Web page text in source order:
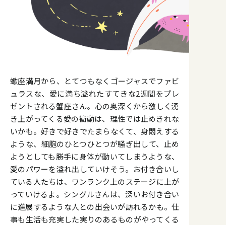
蠍座満月から、とてつもなくゴージャスでファビ
ュラスな、愛に満ち溢れたすてきな2週間をプレ
ゼントされる蟹座さん。心の奥深くから激しく湧
き上がってくる愛の衝動は、理性では止めきれな
いかも。好きで好きでたまらなくて、身悶えする
ような、細胞のひとつひとつが騒ぎ出して、止め
ようとしても勝手に身体が動いてしまうような、
愛のパワーを溢れ出していけそう。お付き合いし
ている人たちは、ワンランク上のステージに上が
っていけるよ。シングルさんは、深いお付き合い
に進展するような人との出会いが訪れるかも。仕
事も生活も充実した実りのあるものがやってくる